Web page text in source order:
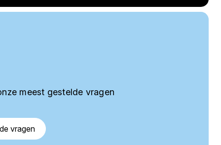
meest gestelde vragen
vragen